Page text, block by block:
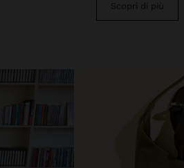
Scopri di più